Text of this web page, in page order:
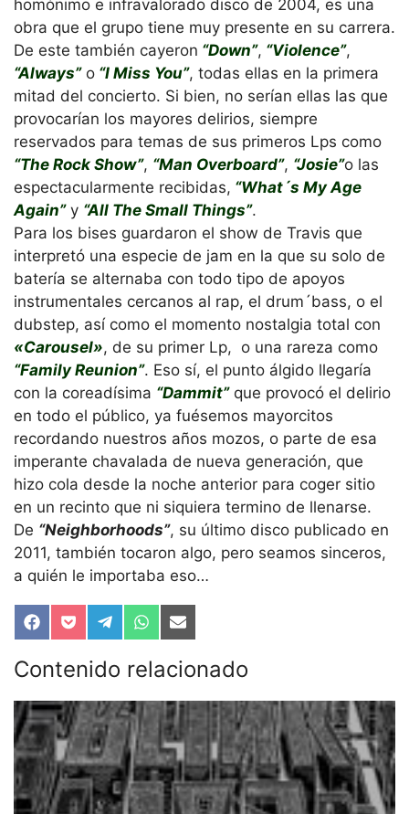
homónimo e infravalorado disco de 2004, es una
obra que el grupo tiene muy presente en su carrera.
De este también cayeron “Down”, “Violence”,
“Always”o “I Miss You”, todas ellas en la primera
mitad del concierto. Si bien, no serían ellas las que
provocarían los mayores delirios, siempre
reservados para temas de sus primeros Lps como
“The Rock Show”, “Man Overboard”, “Josie”o las
espectacularmente recibidas, “What´s My Age
Again”y “All The Small Things”.
Para los bises guardaron el show de Travis que
interpretó una especie de jam en la que su solo de
batería se alternaba con todo tipo de apoyos
instrumentales cercanos al rap, el drum´bass, o el
dubstep, así como el momento nostalgia total con
«Carousel», de su primer Lp, o una rareza como
“Family Reunion”. Eso sí, el punto álgido llegaría
con la coreadísima “Dammit”que provocó el delirio
en todo el público, ya fuésemos mayorcitos
recordando nuestros años mozos, o parte de esa
imperante chavalada de nueva generación, que
hizo cola desde la noche anterior para coger sitio
en un recinto que ni siquiera termino de llenarse.
De “Neighborhoods”, su último disco publicado en
2011, también tocaron algo, pero seamos sinceros,
a quién le importaba eso…
Compartir
en
Facebook
Compartir
en
Pocket
Compartir
en
Telegram
Compartir
en
WhatsApp
Compartir
en
Email
Contenido relacionado